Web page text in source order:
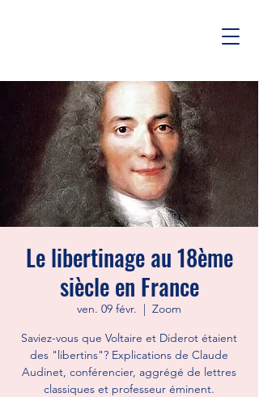
Le libertinage au 18ème
siècle en France
ven. 09 févr.
  |
Zoom
Saviez-vous que Voltaire et Diderot étaient
des "libertins"? Explications de Claude
Audinet, conférencier, aggrégé de lettres
classiques et professeur éminent.